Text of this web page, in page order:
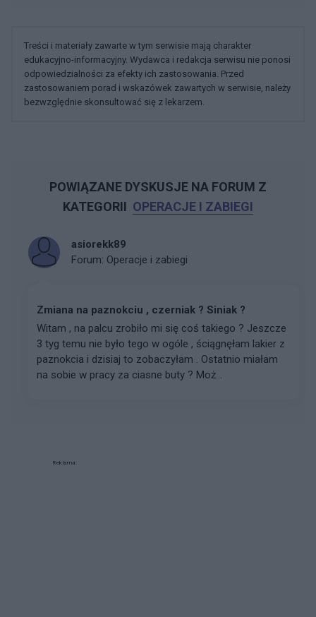
Treści i materiały zawarte w tym serwisie mają charakter
edukacyjno-informacyjny. Wydawca i redakcja serwisu nie ponosi
odpowiedzialności za efekty ich zastosowania. Przed
zastosowaniem porad i wskazówek zawartych w serwisie, należy
bezwzględnie skonsultować się z lekarzem.
POWIĄZANE DYSKUSJE NA FORUM Z
KATEGORII OPERACJE I ZABIEGI
asiorekk89
Forum: Operacje i zabiegi
Zmiana na paznokciu , czerniak ? Siniak ?
Witam , na palcu zrobiło mi się coś takiego ? Jeszcze
3 tyg temu nie było tego w ogóle , ściągnęłam lakier z
paznokcia i dzisiaj to zobaczyłam . Ostatnio miałam
na sobie w pracy za ciasne buty ? Moż...
Reklama: